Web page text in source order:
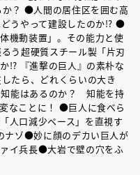
？ ●人間の居住区を囲む高
うやって建設したのか!? ●
機動装置」。その能力と使
う超硬質スチール製「片刃
!? 『進撃の巨人』の素朴な
たら、どれくらいの大き
能はあるのか？ 知能を持
なことに！ ●巨人に食べら
人口減少ペース」を直視す
ナゾ●妙に顔のデカい巨人が
イ兵長●大岩で壁の穴をふ